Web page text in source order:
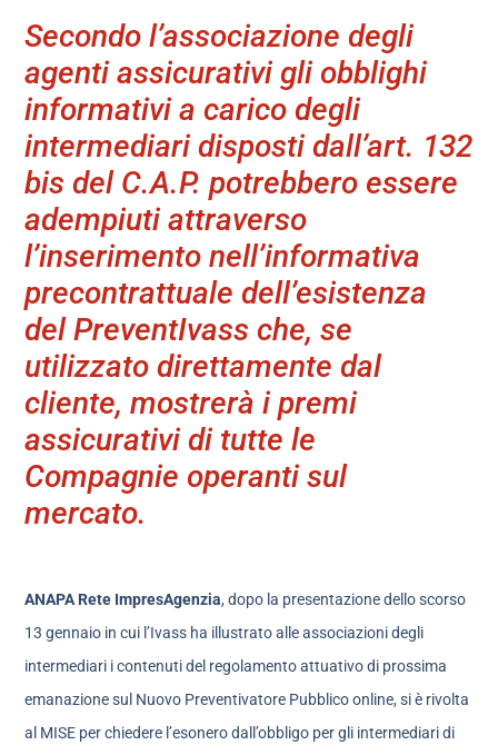
Secondo l’associazione degli
agenti assicurativi gli obblighi
informativi a carico degli
intermediari disposti dall’art. 132
bis del C.A.P. potrebbero essere
adempiuti attraverso
l’inserimento nell’informativa
precontrattuale dell’esistenza
del PreventIvass che, se
utilizzato direttamente dal
cliente, mostrerà i premi
assicurativi di tutte le
Compagnie operanti sul
mercato.
ANAPA Rete ImpresAgenzia, dopo la presentazione dello scorso
13 gennaio in cui l’Ivass ha illustrato alle associazioni degli
intermediari i contenuti del regolamento attuativo di prossima
emanazione sul Nuovo Preventivatore Pubblico online, si è rivolta
al MISE per chiedere l’esonero dall’obbligo per gli intermediari di